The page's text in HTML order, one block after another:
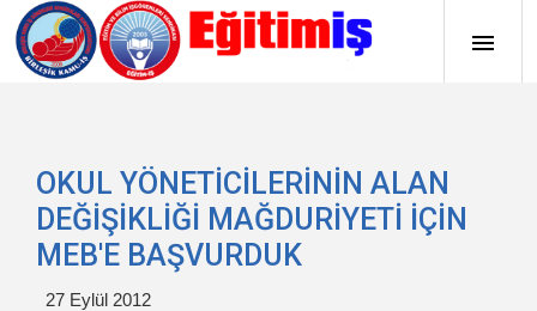
OKUL YÖNETİCİLERİNİN ALAN
DEĞİŞİKLİĞİ MAĞDURİYETİ İÇİN
MEB'E BAŞVURDUK
27 Eylül 2012